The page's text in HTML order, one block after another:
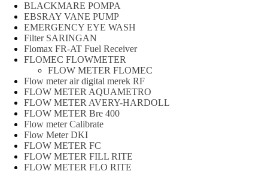
BLACKMARE POMPA
EBSRAY VANE PUMP
EMERGENCY EYE WASH
Filter SARINGAN
Flomax FR-AT Fuel Receiver
FLOMEC FLOWMETER
FLOW METER FLOMEC
Flow meter air digital merek RF
FLOW METER AQUAMETRO
FLOW METER AVERY-HARDOLL
FLOW METER Bre 400
Flow meter Calibrate
Flow Meter DKI
FLOW METER FC
FLOW METER FILL RITE
FLOW METER FLO RITE